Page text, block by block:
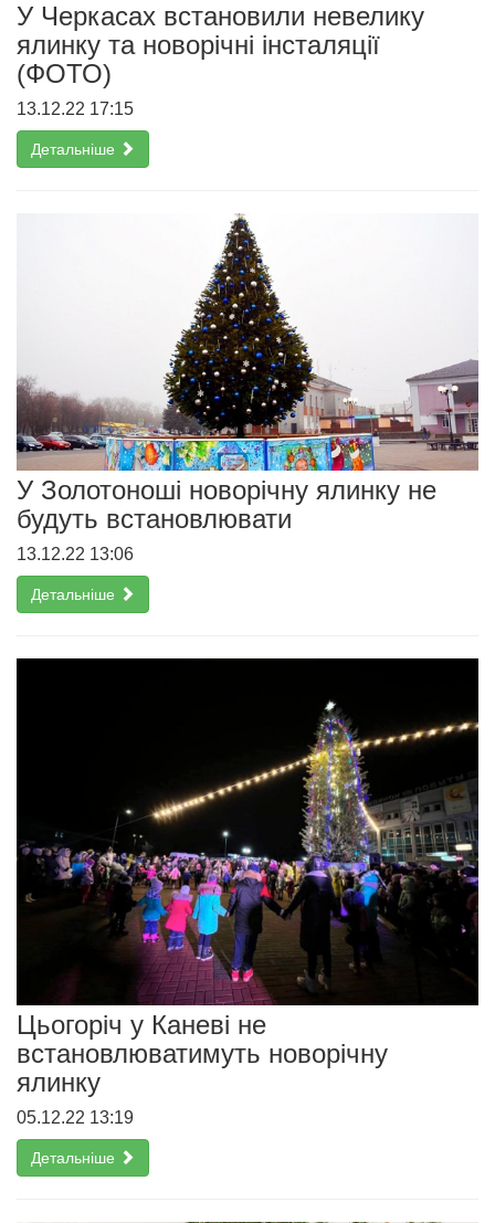
У Черкасах встановили невелику
ялинку та новорічні інсталяції
(ФОТО)
13.12.22 17:15
Детальніше
У Золотоноші новорічну ялинку не
будуть встановлювати
13.12.22 13:06
Детальніше
Цьогоріч у Каневі не
встановлюватимуть новорічну
ялинку
05.12.22 13:19
Детальніше